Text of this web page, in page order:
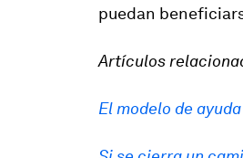
puedan
Artículos
El modelo de